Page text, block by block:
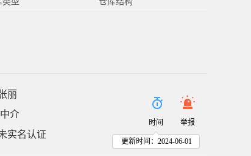
丽
中介
实名认证
时间 举报
更新时间：2024-06-01